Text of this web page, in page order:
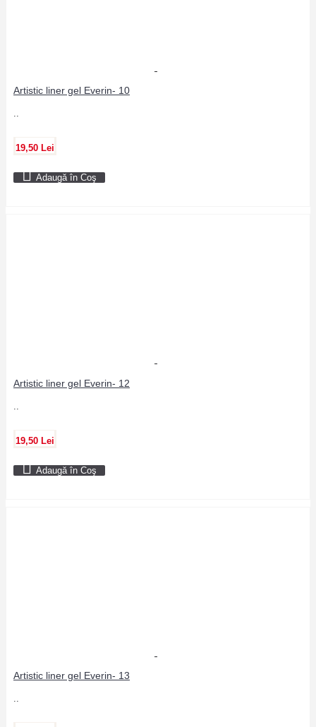
Artistic liner gel Everin- 10
..
19,50 Lei
Adaugă în Coş
Artistic liner gel Everin- 12
19,50 Lei
Adaugă în Coş
Artistic liner gel Everin- 13
..